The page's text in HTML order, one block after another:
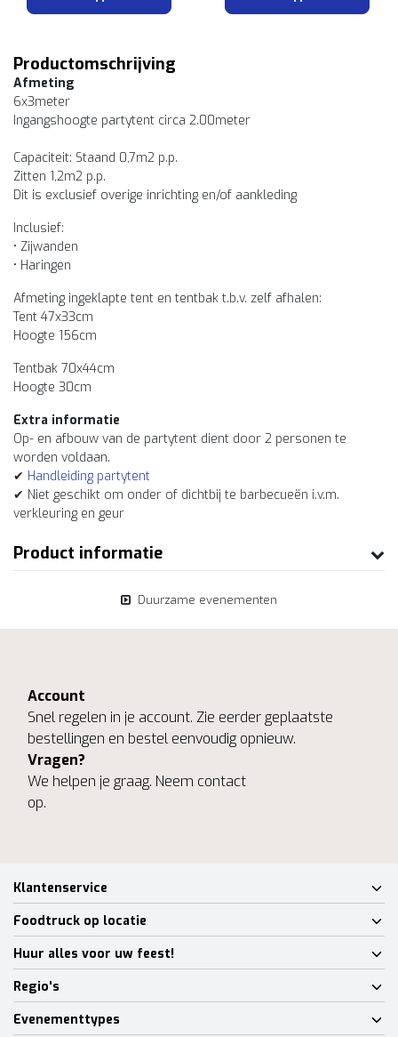
Productomschrijving
Afmeting
6x3meter
Ingangshoogte partytent circa 2.00meter
Capaciteit: Staand 0,7m2 p.p.
Zitten 1,2m2 p.p.
Dit is exclusief overige inrichting en/of aankleding
Inclusief:
• Zijwanden
• Haringen
Afmeting ingeklapte tent en tentbak t.b.v. zelf afhalen:
Tent 47x33cm
Hoogte 156cm
Tentbak 70x44cm
Hoogte 30cm
Extra informatie
Op- en afbouw van de partytent dient door 2 personen te
worden voldaan.
✔ Handleiding partytent
✔ Niet geschikt om onder of dichtbij te barbecueën i.v.m.
verkleuring en geur
Product informatie
Duurzame evenementen
Account
Snel regelen in je account. Zie eerder geplaatste
bestellingen en bestel eenvoudig opnieuw.
Vragen?
We helpen je graag. Neem contact
op.
Klantenservice
Foodtruck op locatie
Huur alles voor uw feest!
Regio's
Evenementtypes